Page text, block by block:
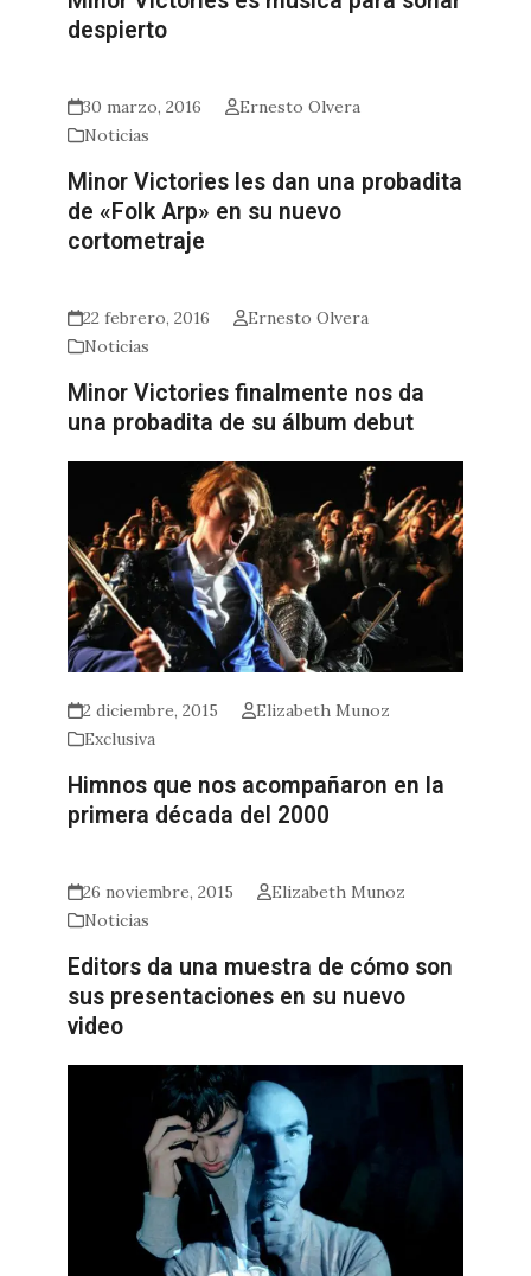
despierto
30 marzo, 2016
Ernesto Olvera
Noticias
Minor Victories les dan una probadita
de «Folk Arp» en su nuevo
cortometraje
22 febrero, 2016
Ernesto Olvera
Noticias
Minor Victories finalmente nos da
una probadita de su álbum debut
2 diciembre, 2015
Elizabeth Munoz
Exclusiva
Himnos que nos acompañaron en la
primera década del 2000
26 noviembre, 2015
Elizabeth Munoz
Noticias
Editors da una muestra de cómo son
sus presentaciones en su nuevo
video